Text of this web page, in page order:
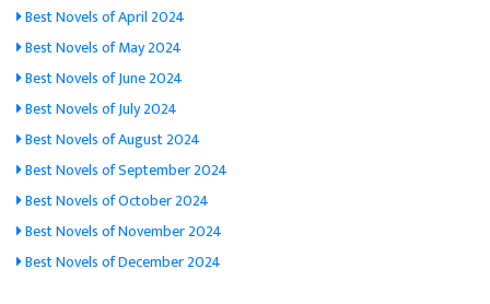
Best Novels of April 2024
Best Novels of May 2024
Best Novels of June 2024
Best Novels of July 2024
Best Novels of August 2024
Best Novels of September 2024
Best Novels of October 2024
Best Novels of November 2024
Best Novels of December 2024